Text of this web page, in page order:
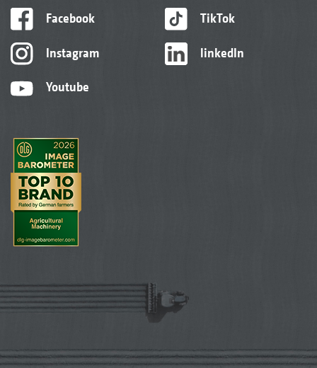
Facebook
Instagram
Youtube
TikTok
linkedIn